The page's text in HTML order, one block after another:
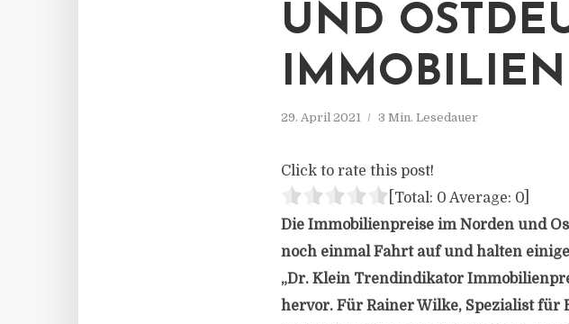
UND
29. April 2021 3 Min. Lesedauer
Click to rate this post!
[Total: 0 Average: 0
Die Immobilienpreise im Norden und
noch einmal Fahrt auf und halten
„Dr. Klein Trendindikator
hervor. Für Rainer Wilke, Spezialist